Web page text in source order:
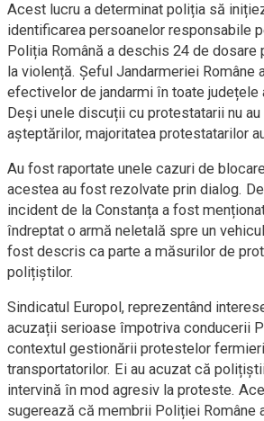
Acest lucru a determinat poliția să
identificarea persoanelor responsabile
Poliția Română a deschis 24 de dosare
la violență. Șeful Jandarmeriei Române
efectivelor de jandarmi în toate
Deși unele discuții cu protestatarii nu
așteptărilor, majoritatea protestatarilor
Au fost raportate unele cazuri de
acestea au fost rezolvate prin dialog.
incident de la Constanța a fost
îndreptat o armă neletală spre un
fost descris ca parte a măsurilor de
polițiștilor.
Sindicatul Europol, reprezentând
acuzații serioase împotriva conducerii
contextul gestionării protestelor
transportatorilor. Ei au acuzat că
intervină în mod agresiv la proteste.
sugerează că membrii Poliției Române